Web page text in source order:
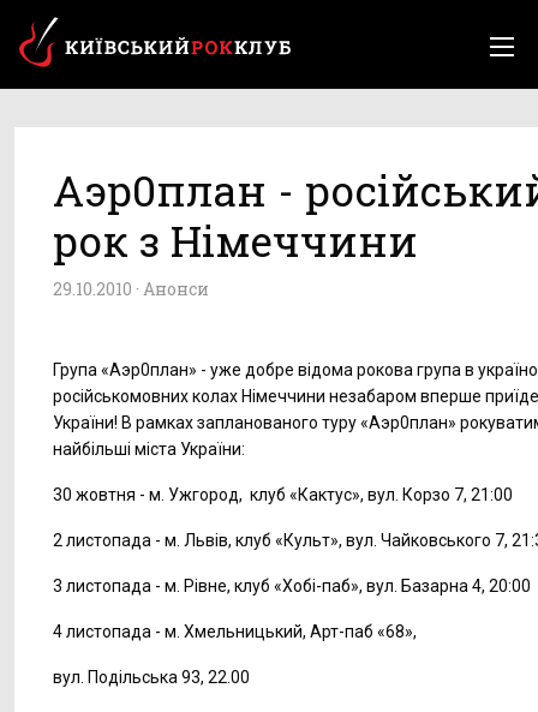
Аэр0план -
рок з Німеччини
29.10.2010 · Анонси
Група «Аэр0план» - уже добре відома рокова група в
російськомовних колах Німеччини незабаром вперше
України! В рамках запланованого туру «Аэр0план»
найбільші міста України:
30 жовтня - м. Ужгород, клуб «Кактус», вул. Корзо 7, 21:00
2 листопада - м. Львів, клуб «Культ», вул. Чайковського 7,
3 листопада - м. Рівне, клуб «Хобі-паб», вул. Базарна 4, 20:00
4 листопада - м. Хмельницький, Арт-паб «68»,
вул. Подільська 93, 22.00